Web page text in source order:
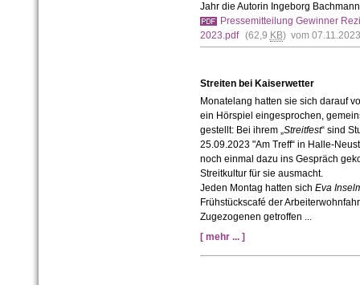
Jahr die Autorin Ingeborg
Pressemitteilung Gewinner
2023.pdf (62,9 KB) vom 07.11.2023
Streiten bei Kaiserwetter
Monatelang hatten sie sich darauf
ein Hörspiel eingesprochen,
gestellt: Bei ihrem „Streitfest“ sind
25.09.2023 "Am Treff“ in Halle-
noch einmal dazu ins Gespräch
Streitkultur für sie ausmacht.
Jeden Montag hatten sich Eva
Frühstückscafé der
Zugezogenen getroffen ...
[ mehr ... ]